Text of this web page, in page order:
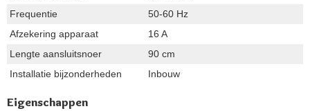
Frequentie
50-60 Hz
Afzekering apparaat
16 A
Lengte aansluitsnoer
90 cm
Installatie bijzonderheden
Inbouw
Eigenschappen